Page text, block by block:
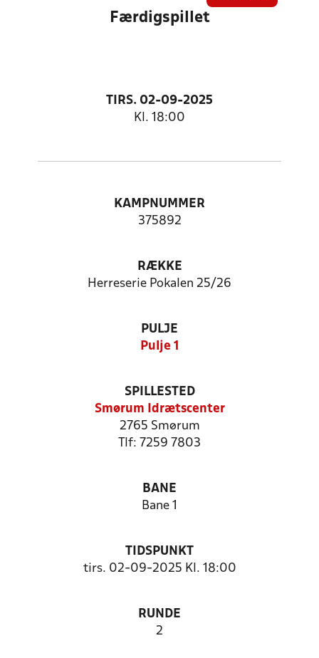
Færdigspillet
TIRS. 02-09-2025
Kl. 18:00
KAMPNUMMER
375892
RÆKKE
Herreserie Pokalen 25/26
PULJE
Pulje 1
SPILLESTED
Smørum Idrætscenter
2765 Smørum
Tlf: 7259 7803
BANE
Bane 1
TIDSPUNKT
tirs. 02-09-2025 Kl. 18:00
RUNDE
2